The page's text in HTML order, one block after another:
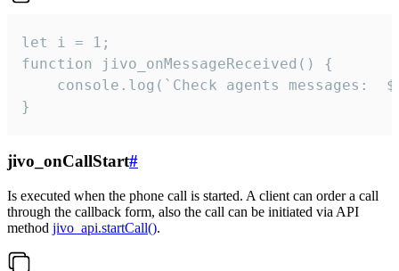
let i = 1;
function jivo_onMessageReceived() {
}
jivo_onCallStart#
Is executed when the phone call is started. A client can order a call
through the callback form, also the call can be initiated via API
method jivo_api.startCall().